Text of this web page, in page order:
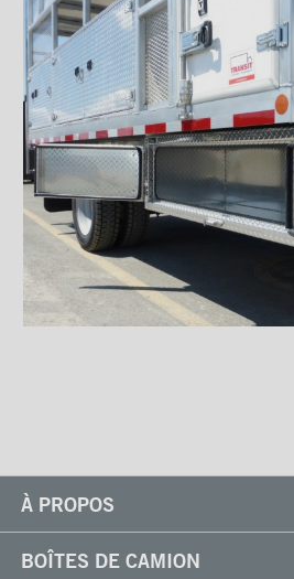
Coffre en aluminium strié
Coffre en aluminium encastré
Coffre en acier
Coffre à rangement ouvert
Poignées et serrures
Ventilations
À PROPOS
Culture
BOÎTES DE CAMION